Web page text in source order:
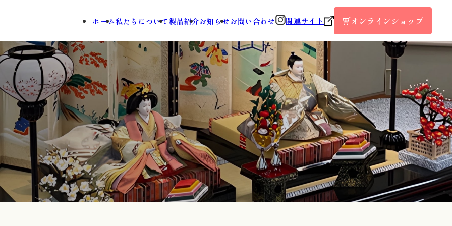
ホーム私たちについて 製品紹介お知らせお問い合わせ 関連サイト オンラインショップ